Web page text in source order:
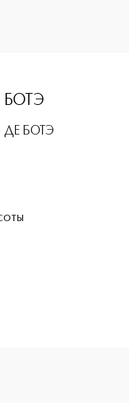
БОТЭ
ДЕ БОТЭ